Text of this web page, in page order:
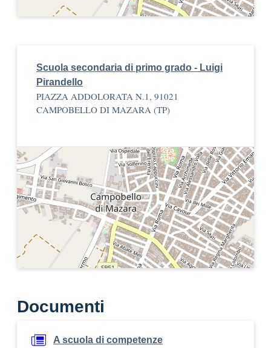
Scuola secondaria di primo grado - Luigi
Pirandello
PIAZZA ADDOLORATA N.1, 91021
CAMPOBELLO DI MAZARA (TP)
Documenti
A scuola di competenze